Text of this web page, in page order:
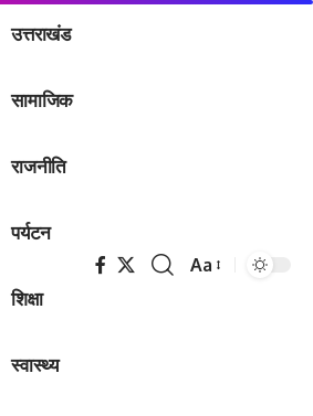
उत्तराखंड
सामाजिक
राजनीति
पर्यटन
शिक्षा
स्वास्थ्य
Font
Aa